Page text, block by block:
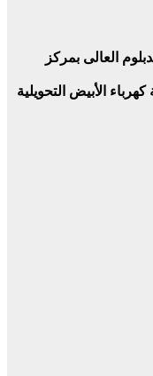
العالى بمركز
الأبيض التحويلية